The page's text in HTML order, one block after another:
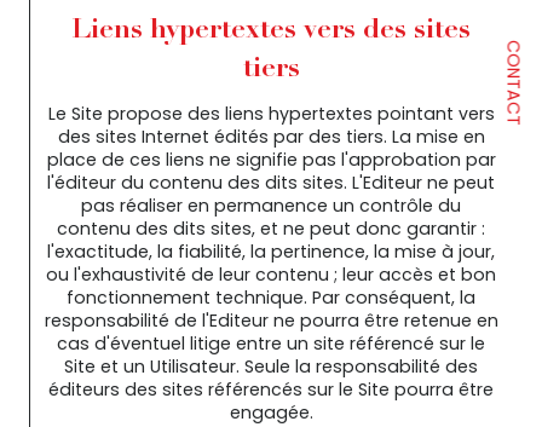
CONTACT
Liens hypertextes vers des sites
tiers
Le Site propose des liens hypertextes pointant vers
des sites Internet édités par des tiers. La mise en
place de ces liens ne signifie pas l'approbation par
l'éditeur du contenu des dits sites. L'Editeur ne peut
pas réaliser en permanence un contrôle du
contenu des dits sites, et ne peut donc garantir :
l'exactitude, la fiabilité, la pertinence, la mise à jour,
ou l'exhaustivité de leur contenu ; leur accès et bon
fonctionnement technique. Par conséquent, la
responsabilité de l'Editeur ne pourra être retenue en
cas d'éventuel litige entre un site référencé sur le
Site et un Utilisateur. Seule la responsabilité des
éditeurs des sites référencés sur le Site pourra être
engagée.